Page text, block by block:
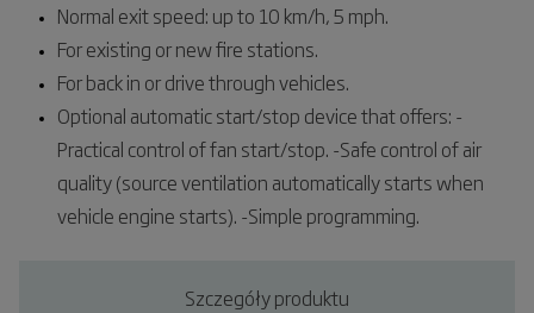
Normal exit speed: up to 10 km/h, 5 mph.
For existing or new fire stations.
For back in or drive through vehicles.
Optional automatic start/stop device that offers: -
Practical control of fan start/stop. -Safe control of air
quality (source ventilation automatically starts when
vehicle engine starts). -Simple programming.
Szczegóły produktu